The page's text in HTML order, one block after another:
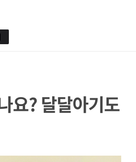
요? 달달아기도